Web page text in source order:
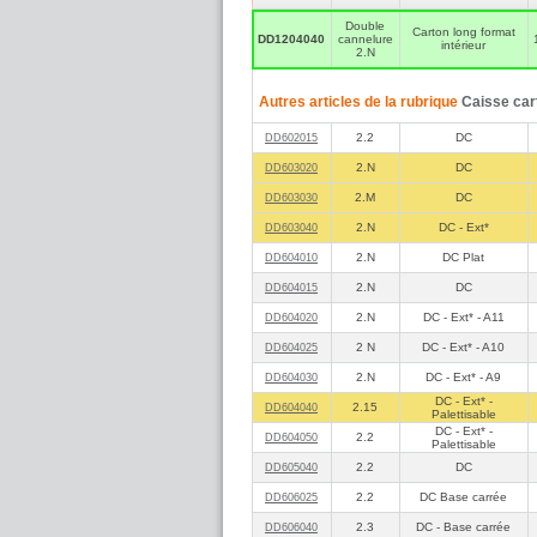
DD1204040
Double
cannelure
2.N
Carton long format
intérieur
Autres articles de la rubrique Caisse
DD602015 2.2 DC
DD603020 2.N DC
DD603030 2.M DC
DD603040 2.N DC - Ext*
DD604010 2.N DC Plat
DD604015 2.N DC
DD604020 2.N DC - Ext* - A11
DD604025 2 N DC - Ext* - A10
DD604030 2.N DC - Ext* - A9
DD604040 2.15
DC - Ext* -
Palettisable
DD604050 2.2
DC - Ext* -
Palettisable
DD605040 2.2 DC
DD606025 2.2 DC Base carrée
DD606040 2.3 DC - Base carrée